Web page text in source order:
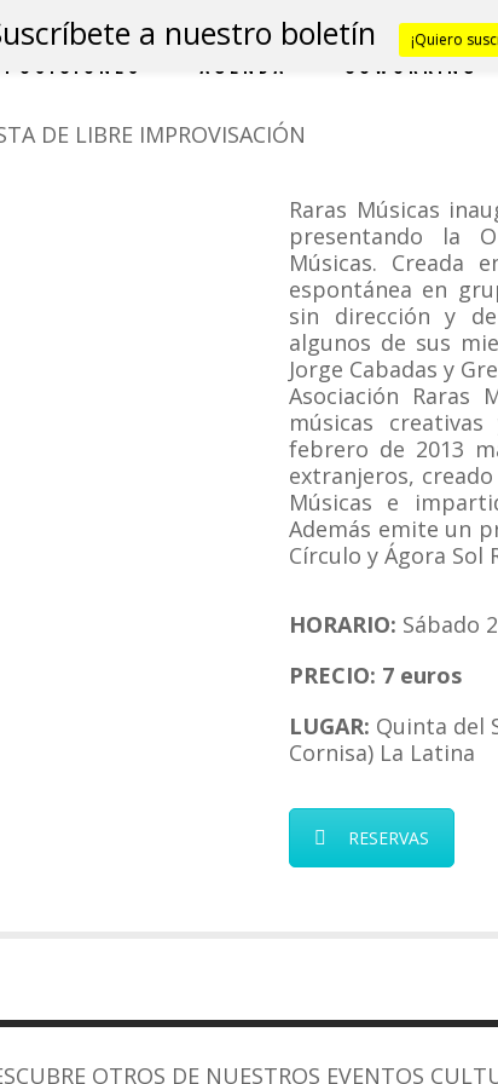
AGENDA COWORKING
DE LIBRE IMPROVISACIÓN
Raras Músicas
presentando la
Músicas. Creada
espontánea en
sin dirección y
algunos de sus
Jorge Cabadas y
Asociación Raras
músicas
febrero de 2013
extranjeros,
Músicas e
Además emite un
Círculo y Ágora Sol
HORARIO: Sábado
PRECIO: 7 euros
LUGAR: Quinta del
Cornisa) La Latina
RESERVAS
OTROS DE NUESTROS EVENTOS
a nuestro boletín ¡Quiero